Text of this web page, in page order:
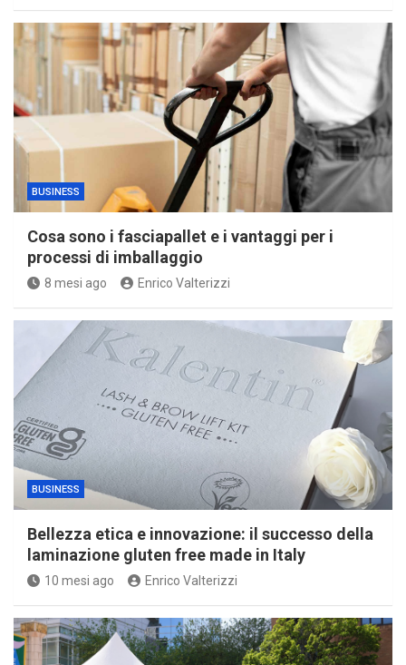
BUSINESS
Cosa sono i fasciapallet e i vantaggi per i
processi di imballaggio
8 mesi ago Enrico Valterizzi
BUSINESS
Bellezza etica e innovazione: il successo della
laminazione gluten free made in Italy
10 mesi ago Enrico Valterizzi